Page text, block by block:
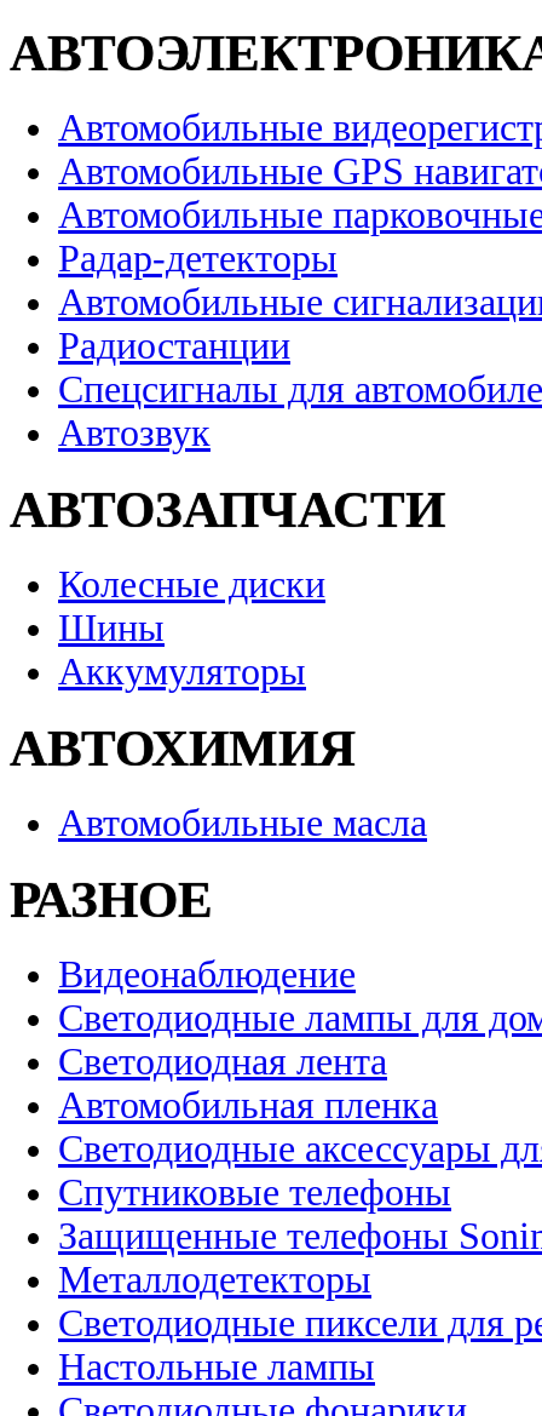
Автомобильные
Автомобильные GPS
Автомобильные
Радар-детекторы
Автомобильные
Радиостанции
Спецсигналы для
Автозвук
АВТОЗАПЧАСТИ
Колесные диски
Шины
Аккумуляторы
АВТОХИМИЯ
Автомобильные масла
РАЗНОЕ
Видеонаблюдение
Светодиодные лампы для
Светодиодная лента
Автомобильная пленка
Светодиодные аксессуары
Спутниковые телефоны
Защищенные телефоны
Металлодетекторы
Светодиодные пиксели для
Настольные лампы